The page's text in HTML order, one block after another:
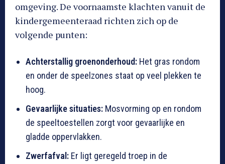
omgeving. De voornaamste klachten vanuit de
kindergemeenteraad richten zich op de
volgende punten:
Achterstallig groenonderhoud: Het gras rondom
en onder de speelzones staat op veel plekken te
hoog.
Gevaarlijke situaties: Mosvorming op en rondom
de speeltoestellen zorgt voor gevaarlijke en
gladde oppervlakken.
Zwerfafval: Er ligt geregeld troep in de